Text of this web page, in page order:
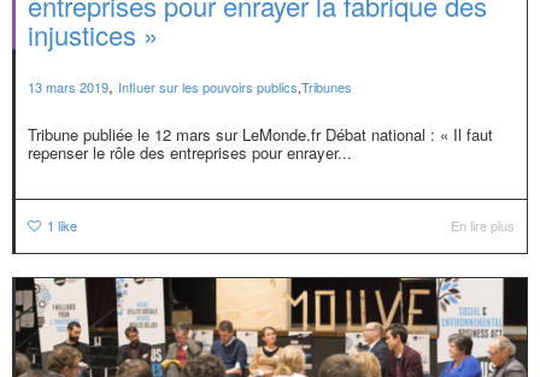
injustices »
13 mars 2019, Influer sur les pouvoirs publics,Tribunes
Tribune publiée le 12 mars sur LeMonde.fr Débat national : « Il faut
repenser le rôle des entreprises pour enrayer...
1 like En lire plus